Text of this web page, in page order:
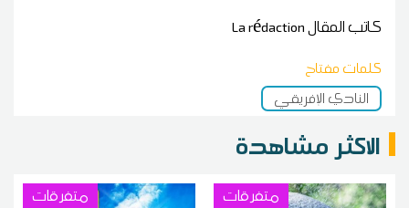
كاتب المقالLa rédaction
كلمات مفتاح
النادي الإفريقي
الاكثر مشاهدة
متفرقات متفرقات